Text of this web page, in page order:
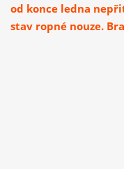
od konce ledna
stav ropné nouze.